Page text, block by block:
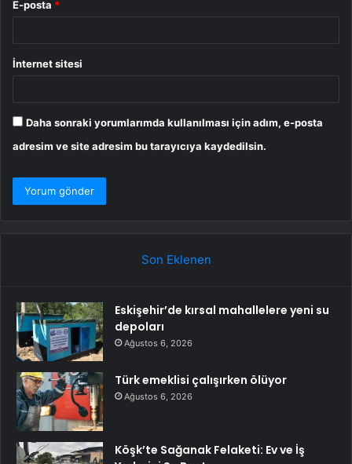
E-posta *
İnternet sitesi
Daha sonraki yorumlarımda kullanılması için adım, e-posta
adresim ve site adresim bu tarayıcıya kaydedilsin.
Son Eklenen
Eskişehir’de kırsal mahallelere yeni su
depoları
Ağustos 6, 2026
Türk emeklisi çalışırken ölüyor
Ağustos 6, 2026
Köşk’te Sağanak Felaketi: Ev ve İş